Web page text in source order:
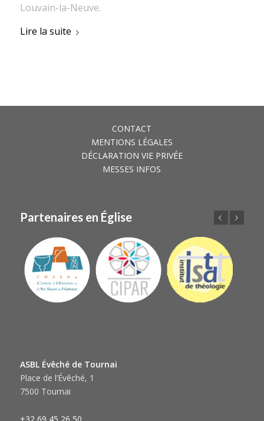
Louvain-la-Neuve.
Lire la suite
CONTACT
MENTIONS LÉGALES
DÉCLARATION VIE PRIVÉE
MESSES INFOS
Partenaires en Église
ASBL Évêché de Tournai
Place de l’Évêché, 1
7500 Tournai